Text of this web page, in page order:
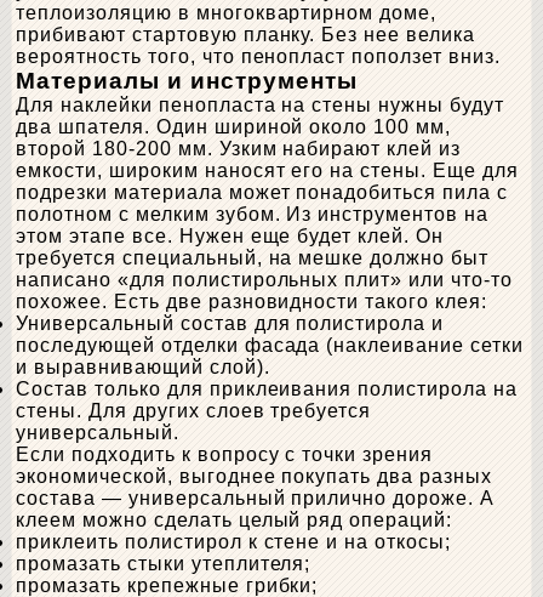
теплоизоляцию в многоквартирном доме,
прибивают стартовую планку. Без нее велика
вероятность того, что пенопласт поползет вниз.
Материалы и инструменты
Для наклейки пенопласта на стены нужны будут
два шпателя. Один шириной около 100 мм,
второй 180-200 мм. Узким набирают клей из
емкости, широким наносят его на стены. Еще для
подрезки материала может понадобиться пила с
полотном с мелким зубом. Из инструментов на
этом этапе все. Нужен еще будет клей. Он
требуется специальный, на мешке должно быт
написано «для полистирольных плит» или что-то
похожее. Есть две разновидности такого клея:
Универсальный состав для полистирола и
последующей отделки фасада (наклеивание сетки
и выравнивающий слой).
Состав только для приклеивания полистирола на
стены. Для других слоев требуется
универсальный.
Если подходить к вопросу с точки зрения
экономической, выгоднее покупать два разных
состава — универсальный прилично дороже. А
клеем можно сделать целый ряд операций:
приклеить полистирол к стене и на откосы;
промазать стыки утеплителя;
промазать крепежные грибки;